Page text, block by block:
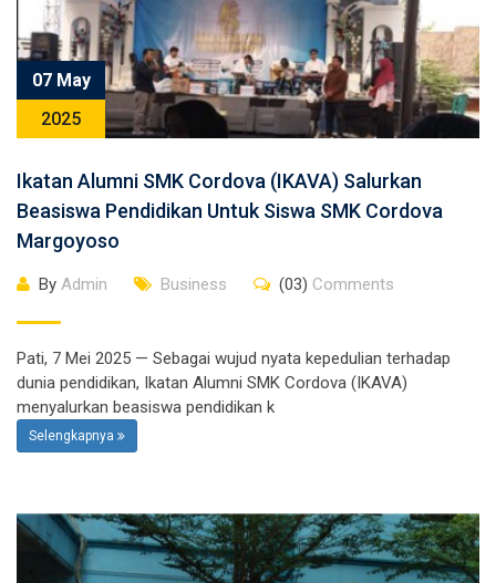
07 May
2025
Ikatan Alumni SMK Cordova (IKAVA) Salurkan
Beasiswa Pendidikan Untuk Siswa SMK Cordova
Margoyoso
By Admin Business (03) Comments
Pati, 7 Mei 2025 — Sebagai wujud nyata kepedulian terhadap
dunia pendidikan, Ikatan Alumni SMK Cordova (IKAVA)
menyalurkan beasiswa pendidikan k
Selengkapnya